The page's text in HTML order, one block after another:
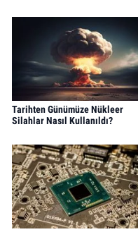
Tarihten Günümüze Nükleer
Silahlar Nasıl Kullanıldı?